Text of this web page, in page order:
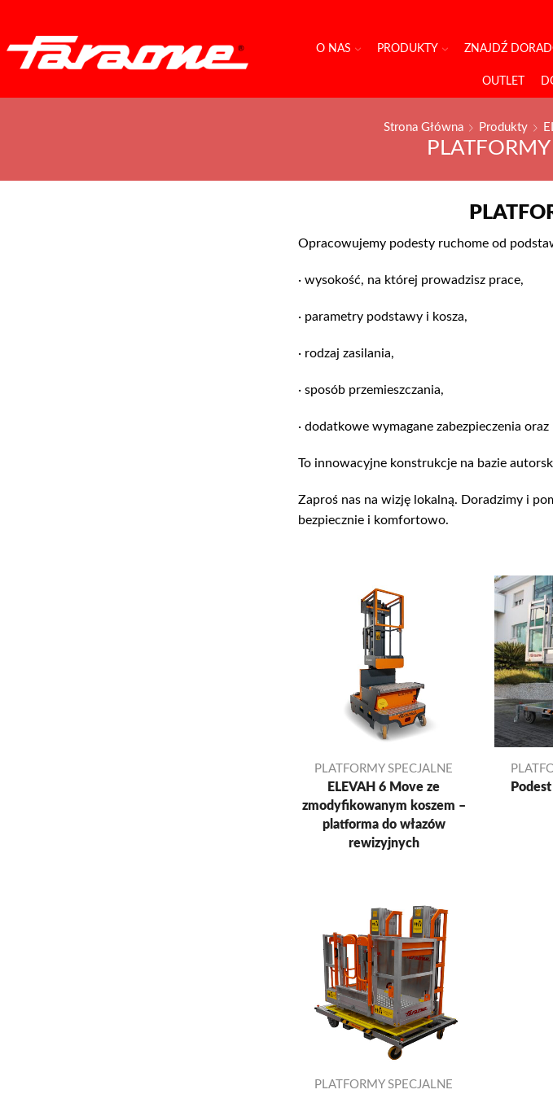
O NAS PRODUKTY ZNAJDŹ
OUTLET
Strona Główna Produkty
Opracowujemy podesty ruchome od
· wysokość, na której prowadzisz prace,
· parametry podstawy i kosza,
· rodzaj zasilania,
· sposób przemieszczania,
· dodatkowe wymagane zabezpieczenia
To innowacyjne konstrukcje na bazie
Zaproś nas na wizję lokalną. Doradzimy i
bezpiecznie i komfortowo.
PLATFORMY SPECJALNE
ELEVAH 6 Move ze
zmodyfikowanym koszem –
platforma do włazów
rewizyjnych
PLATFORMY SPECJALNE